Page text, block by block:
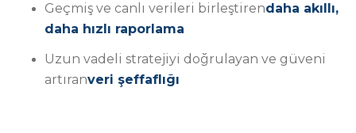
Geçmiş ve canlı verileri birleştirendaha akıllı,
daha hızlı raporlama
Uzun vadeli stratejiyi doğrulayan ve güveni
artıranveri şeffaflığı